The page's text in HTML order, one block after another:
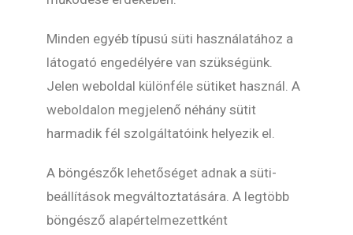
Minden egyéb típusú süti használatához a
látogató engedélyére van szükségünk.
Jelen weboldal különféle sütiket használ. A
weboldalon megjelenő néhány sütit
harmadik fél szolgáltatóink helyezik el.
A böngészők lehetőséget adnak a süti-
beállítások megváltoztatására. A legtöbb
böngésző alapértelmezettként